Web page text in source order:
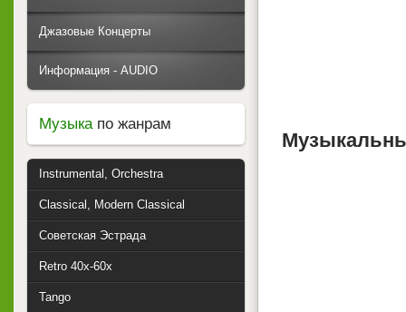
Джазовые Концерты
Информация - AUDIO
Музыкапо жанрам
Instrumental, Orchestra
Classical, Modern Classical
Советская Эстрада
Retro 40x-60x
Tango